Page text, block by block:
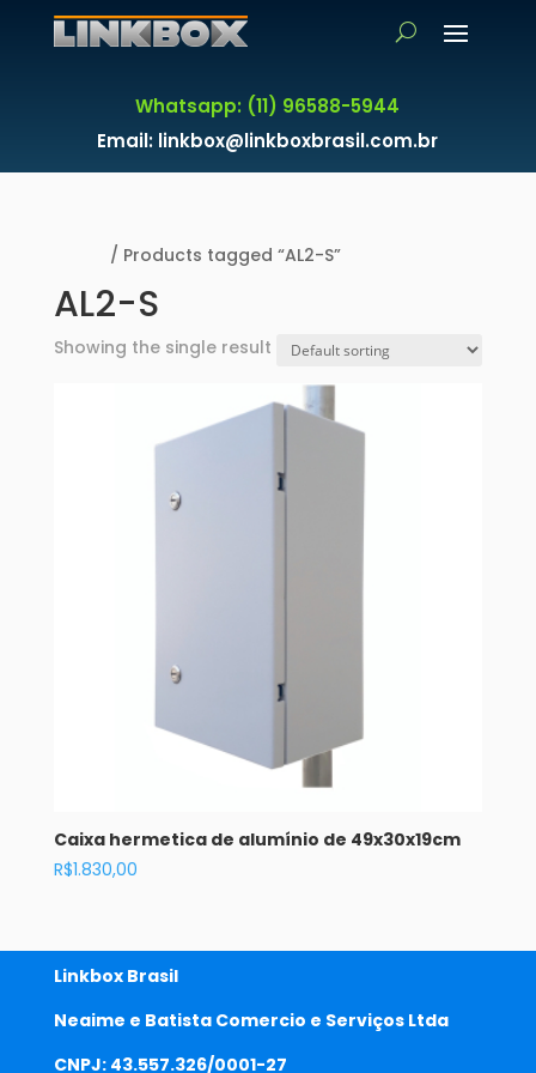
Whatsapp: (11) 96588-5944
Email: linkbox@linkboxbrasil.com.br
/ Products tagged “AL2-S”
AL2-S
Showing the single result
Caixa hermetica de alumínio de 49x30x19cm
R$1.830,00
Linkbox Brasil
Neaime e Batista Comercio e Serviços Ltda
CNPJ: 43.557.326/0001-27